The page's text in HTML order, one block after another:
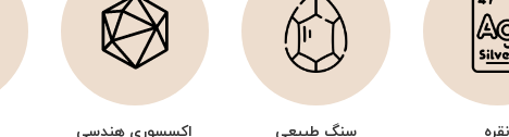
نقره سنگ طبیعی اکسسوری هندسی